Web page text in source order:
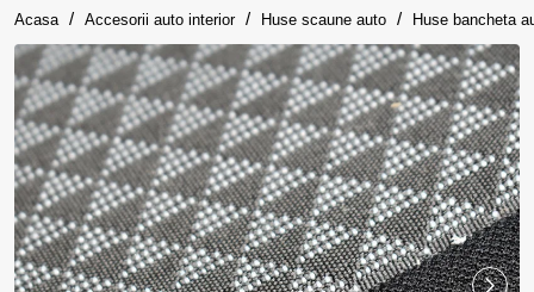
Acasa homeAccesorii auto interior Huse scaune auto Huse bancheta